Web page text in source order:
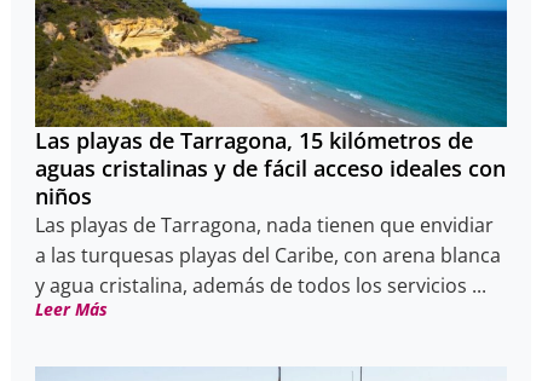
Las playas de Tarragona, 15 kilómetros de
aguas cristalinas y de fácil acceso ideales con
niños
Las playas de Tarragona, nada tienen que envidiar
a las turquesas playas del Caribe, con arena blanca
y agua cristalina, además de todos los servicios ...
Leer Más